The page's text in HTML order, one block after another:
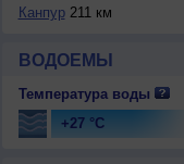
Канпур211 км
ВОДОЕМЫ
Температура воды
+27 °C